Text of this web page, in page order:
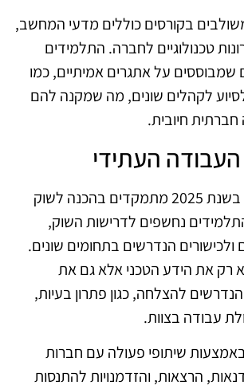
בקורסים כוללים מדעי המחשב,
טכנולוגיים לחברה. התלמידים
שמבוססים על אתגרים אמיתיים, כמו
לקהלים שונים, מה שמקנה להם
חיובית.
העתידי
קורסי קודינג לנוער בשנת 2025 מתמקדים בהכנה לשוק
נחשפים לדרישות השוק,
ולכישורים הנדרשים בתחומים שונים.
רק את הידע הטכני אלא גם את
להצלחה, כגון פתרון בעיות,
עבודה בצוות.
שיתופי פעולה עם חברות
הרצאות, והזדמנויות להתנסות